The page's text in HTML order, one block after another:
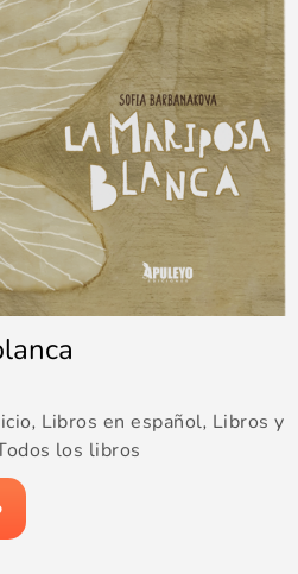
, Libros en español, Libros y
los libros